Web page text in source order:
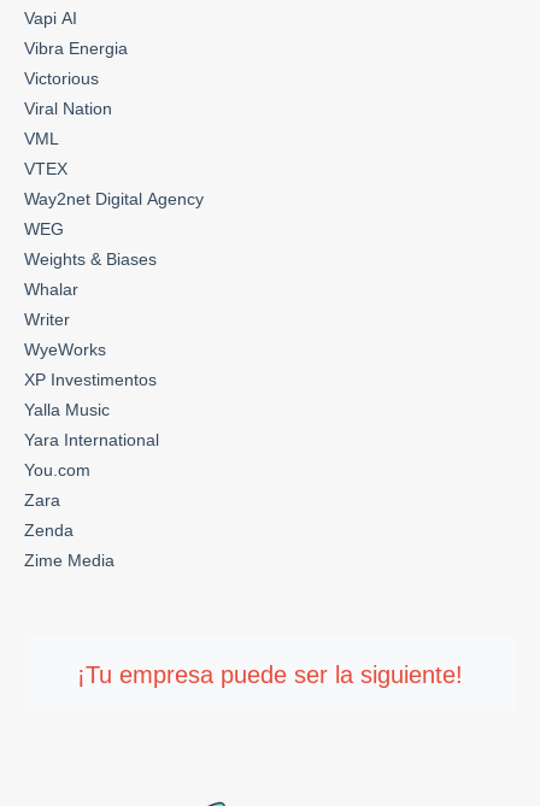
Vapi AI
Vibra Energia
Victorious
Viral Nation
VML
VTEX
Way2net Digital Agency
WEG
Weights & Biases
Whalar
Writer
WyeWorks
XP Investimentos
Yalla Music
Yara International
You.com
Zara
Zenda
Zime Media
¡Tu empresa puede ser la siguiente!